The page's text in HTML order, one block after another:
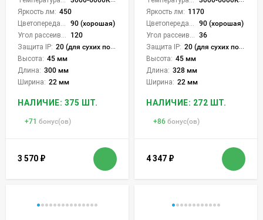
Яркость лм: 450
90 (хорошая)
120
Защита IP: 20 (для сухих пом.)
Высота: 45 мм
Длина: 300 мм
Ширина: 22 мм
НАЛИЧИЕ: 375 ШТ.
+71 бонус(ов)
3 570 ₽
Яркость лм: 1170
90 (хорошая)
36
Защита IP: 20 (для сухих пом.)
Высота: 45 мм
Длина: 328 мм
Ширина: 22 мм
НАЛИЧИЕ: 272 ШТ.
+86 бонус(ов)
4 347 ₽